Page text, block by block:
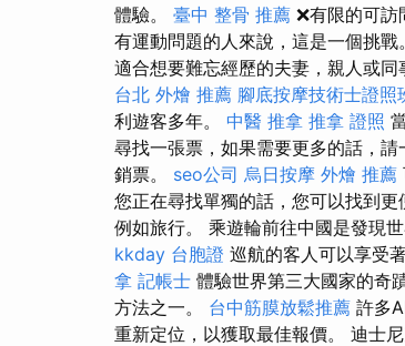
體驗。 臺中 整骨 推薦 ❌有限的可訪
有運動問題的人來說，這是一個挑戰
適合想要難忘經歷的夫妻，親人或同
台北 外燴 推薦 腳底按摩技術士證照
利遊客多年。 中醫 推拿 推拿 證照
尋找一張票，如果需要更多的話，
銷票。 seo公司 烏日按摩 外燴 推薦
您正在尋找單獨的話，您可以找到更
例如旅行。 乘遊輪前往中國是發現
kkday 台胞證 巡航的客人可以享受
拿 記帳士 體驗世界第三大國家的奇
方法之一。 台中筋膜放鬆推薦 許多
重新定位，以獲取最佳報價。 迪士